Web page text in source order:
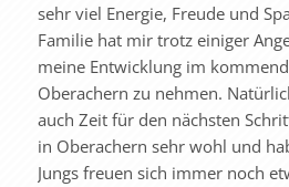
sehr viel Energie, Freude und
Familie hat mir trotz einiger
meine Entwicklung im
Oberachern zu nehmen.
auch Zeit für den nächsten
in Oberachern sehr wohl und
Jungs freuen sich immer noch